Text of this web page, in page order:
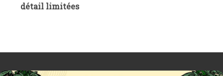
détail limitées